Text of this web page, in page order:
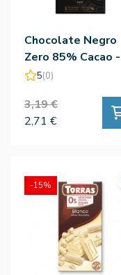
Chocolate Negro
Zero 85% Cacao -
Torras
5(0)
3,19 €
2,71 €
-15%